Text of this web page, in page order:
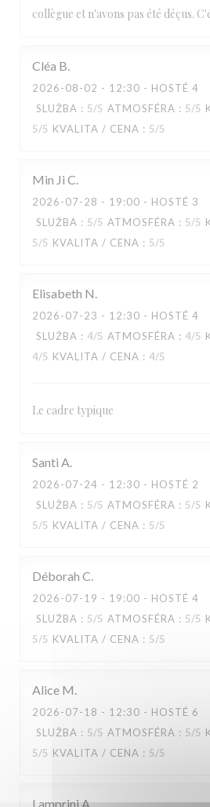
collègue et n'avons pas été déçus.
Cléa B
2026-08-02 - 12:30 - HOSTÉ 4
SLUŽBA : 5/5 ATMOSFÉRA : 5/5
5/5 KVALITA / CENA : 5/5
Min Ji C
2026-07-28 - 19:00 - HOSTÉ 3
SLUŽBA : 5/5 ATMOSFÉRA : 5/5
5/5 KVALITA / CENA : 5/5
Elisabeth N
2026-07-23 - 12:30 - HOSTÉ 4
SLUŽBA : 4/5 ATMOSFÉRA : 4/5
4/5 KVALITA / CENA : 4/5
Le cadre typique
Santi A
2026-07-24 - 12:30 - HOSTÉ 2
SLUŽBA : 5/5 ATMOSFÉRA : 5/5
5/5 KVALITA / CENA : 5/5
Déborah C
2026-07-19 - 19:00 - HOSTÉ 4
SLUŽBA : 5/5 ATMOSFÉRA : 5/5
5/5 KVALITA / CENA : 5/5
Alice M
2026-07-18 - 12:30 - HOSTÉ 6
SLUŽBA : 5/5 ATMOSFÉRA : 5/5
5/5 KVALITA / CENA : 5/5
LampriniA